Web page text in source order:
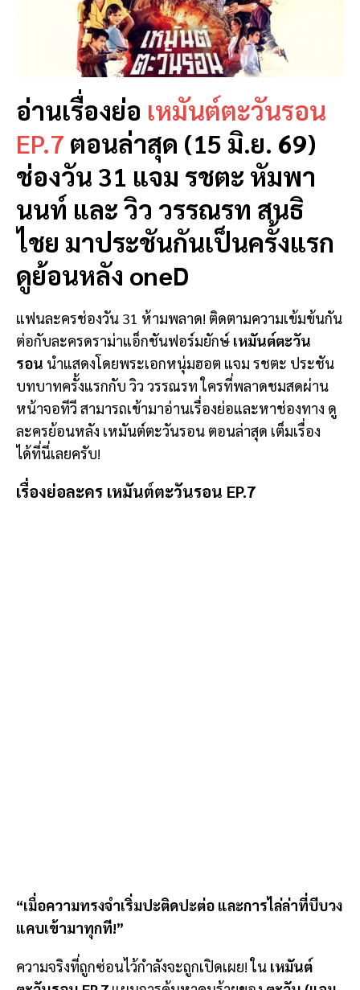
อ่านเรื่องย่อ เหมันต์ตะวันรอน
EP.7 ตอนล่าสุด (15 มิ.ย. 69)
ช่องวัน 31 แจม รชตะ หัมพา
นนท์ และ วิว วรรณรท สนธิ
ไชย มาประชันกันเป็นครั้งแรก
ดูย้อนหลัง oneD
แฟนละครช่องวัน 31 ห้ามพลาด! ติดตามความเข้มข้นกัน
ต่อกับละครดราม่าแอ็กชันฟอร์มยักษ์ เหมันต์ตะวัน
รอน นำแสดงโดยพระเอกหนุ่มฮอต แจม รชตะ ประชัน
บทบาทครั้งแรกกับ วิว วรรณรท ใครที่พลาดชมสดผ่าน
หน้าจอทีวี สามารถเข้ามาอ่านเรื่องย่อและหาช่องทาง ดู
ละครย้อนหลัง เหมันต์ตะวันรอน ตอนล่าสุด เต็มเรื่อง
ได้ที่นี่เลยครับ!
เรื่องย่อละคร เหมันต์ตะวันรอน EP.7
“เมื่อความทรงจำเริ่มปะติดปะต่อ และการไล่ล่าที่บีบวง
แคบเข้ามาทุกที!”
ความจริงที่ถูกซ่อนไว้กำลังจะถูกเปิดเผย! ใน เหมันต์